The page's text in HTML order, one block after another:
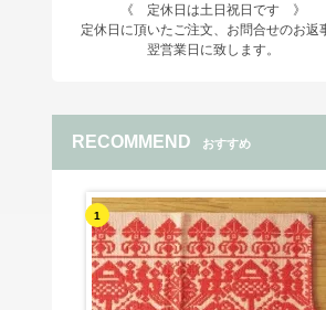
《 定休日は土日祝日です 》
定休日に頂いたご注文、お問合せのお返
翌営業日に致します。
RECOMMEND おすすめ
1